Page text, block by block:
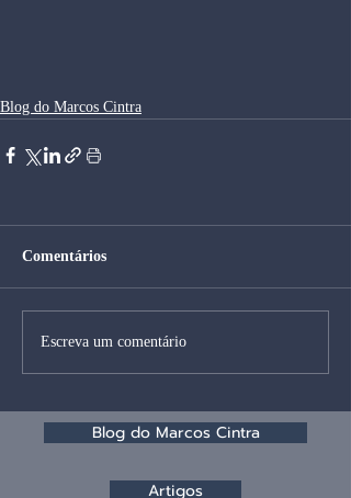
Blog do Marcos Cintra
Comentários
Escreva um comentário
Blog do Marcos Cintra
Artigos